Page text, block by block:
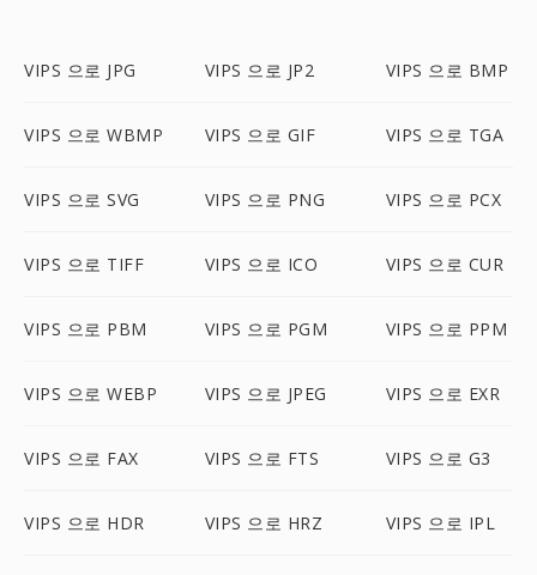
VIPS 으로 JPG VIPS 으로 JP2 VIPS 으로 BMP
VIPS 으로 WBMP VIPS 으로 GIF VIPS 으로 TGA
VIPS 으로 SVG VIPS 으로 PNG VIPS 으로 PCX
VIPS 으로 TIFF VIPS 으로 ICO VIPS 으로 CUR
VIPS 으로 PBM VIPS 으로 PGM VIPS 으로 PPM
VIPS 으로 WEBP VIPS 으로 JPEG VIPS 으로 EXR
VIPS 으로 FAX VIPS 으로 FTS VIPS 으로 G3
VIPS 으로 HDR VIPS 으로 HRZ VIPS 으로 IPL